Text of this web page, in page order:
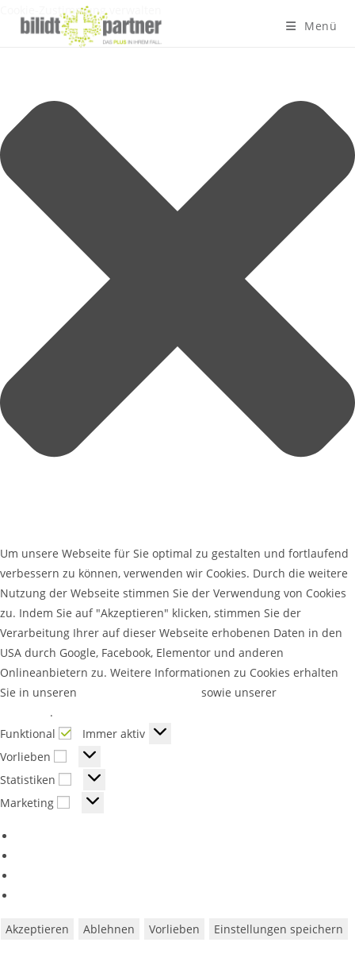
Cookie-Zustimmung verwalten
Um unsere Webseite für Sie optimal zu gestalten und fortlaufend
verbessern zu können, verwenden wir Cookies. Durch die weitere
Nutzung der Webseite stimmen Sie der Verwendung von Cookies
zu. Indem Sie auf "Akzeptieren" klicken, stimmen Sie der
Verarbeitung Ihrer auf dieser Webseite erhobenen Daten in den
USA durch Google, Facebook, Elementor und anderen
Onlineanbietern zu. Weitere Informationen zu Cookies erhalten
Sie in unseren
sowie unserer
.
Funktional
Funktional
Immer aktiv
Vorlieben
Vorlieben
Statistiken
Statistiken
Marketing
Marketing
Akzeptieren Ablehnen Vorlieben
Einstellungen speichern
Menü